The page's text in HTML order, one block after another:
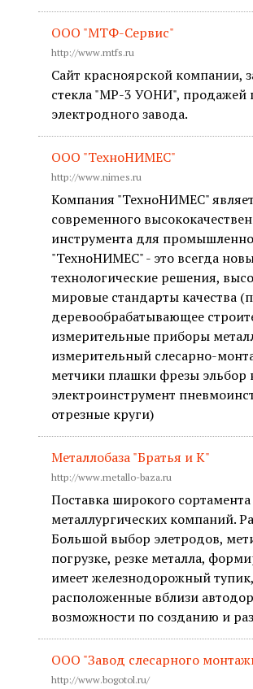
ООО "МТФ-Сервис"
http://www.mtfs.ru
Сайт красноярской
стекла "МР-3 УОНИ", продажей
электродного завода.
ООО "ТехноНИМЕС"
http://www.nimes.ru
Компания "ТехноНИМЕС"
современного
инструмента для
"ТехноНИМЕС" - это всегда
технологические решения,
мировые стандарты качества
деревообрабатывающее
измерительные приборы
измерительный слесарно-
метчики плашки фрезы
электроинструмент
отрезные круги)
Металлобаза "Братья и К"
http://www.metallo-baza.ru
Поставка широкого
металлургических компаний.
Большой выбор элетродов,
погрузке, резке металла,
имеет железнодорожный
расположенные вблизи
возможности по созданию и
ООО "Завод слесарного
http://www.bogotol.ru/